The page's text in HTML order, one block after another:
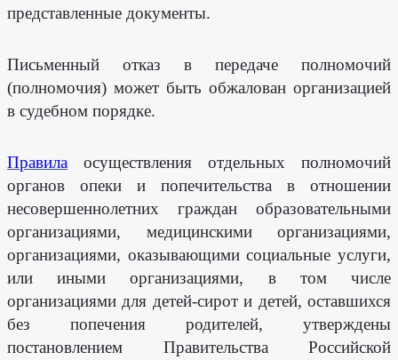
представленные документы.
Письменный отказ в передаче полномочий
(полномочия) может быть обжалован организацией
в судебном порядке.
Правила осуществления отдельных полномочий
органов опеки и попечительства в отношении
несовершеннолетних граждан образовательными
организациями, медицинскими организациями,
организациями, оказывающими социальные услуги,
или иными организациями, в том числе
организациями для детей-сирот и детей, оставшихся
без попечения родителей, утверждены
постановлением Правительства Российской